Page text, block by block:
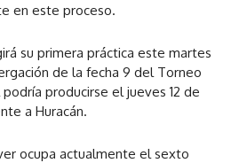
en este proceso.
su primera práctica este martes
de la fecha 9 del Torneo
producirse el jueves 12 de
a Huracán.
ocupa actualmente el sexto